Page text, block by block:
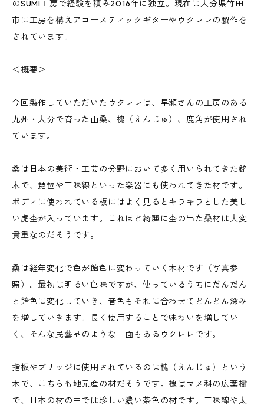
のSUMI工房で経験を積み2016年に独立。現在は大分県竹田
市に工房を構えアコースティックギターやウクレレの製作を
されています。
＜概要＞
今回製作していただいたウクレレは、早瀬さんの工房のある
九州・大分で育った山桑、槐（えんじゅ）、鹿角が使用され
ています。
桑は日本の美術・工芸の分野において多く用いられてきた銘
木で、琵琶や三味線といった楽器にも使われてきた材です。
ボディに使われている板にはよく見るとキラキラとした美し
い虎杢が入っています。これほど綺麗に杢の出た桑材は大変
貴重なのだそうです。
桑は経年変化で色が飴色に変わっていく木材です（写真参
照）。最初は明るい色味ですが、使っているうちにだんだん
と飴色に変化していき、音色もそれに合わせてどんどん深み
を増していきます。長く使用することで味わいを増してい
く、そんな民藝品のような一面もあるウクレレです。
指板やブリッジに使用されているのは槐（えんじゅ）という
木で、こちらも地元産の材だそうです。槐はマメ科の広葉樹
で、日本の材の中では珍しい濃い茶色の材です。三味線や太